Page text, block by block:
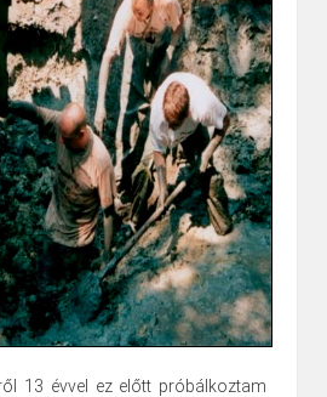
13 évvel ez előtt próbálkoztam